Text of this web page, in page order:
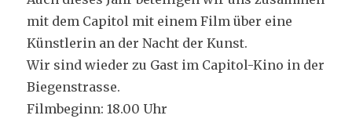
mit dem Capitol mit einem Film über eine
Künstlerin an der Nacht der Kunst.
Wir sind wieder zu Gast im Capitol-Kino in der
Biegenstrasse.
Filmbeginn: 18.00 Uhr